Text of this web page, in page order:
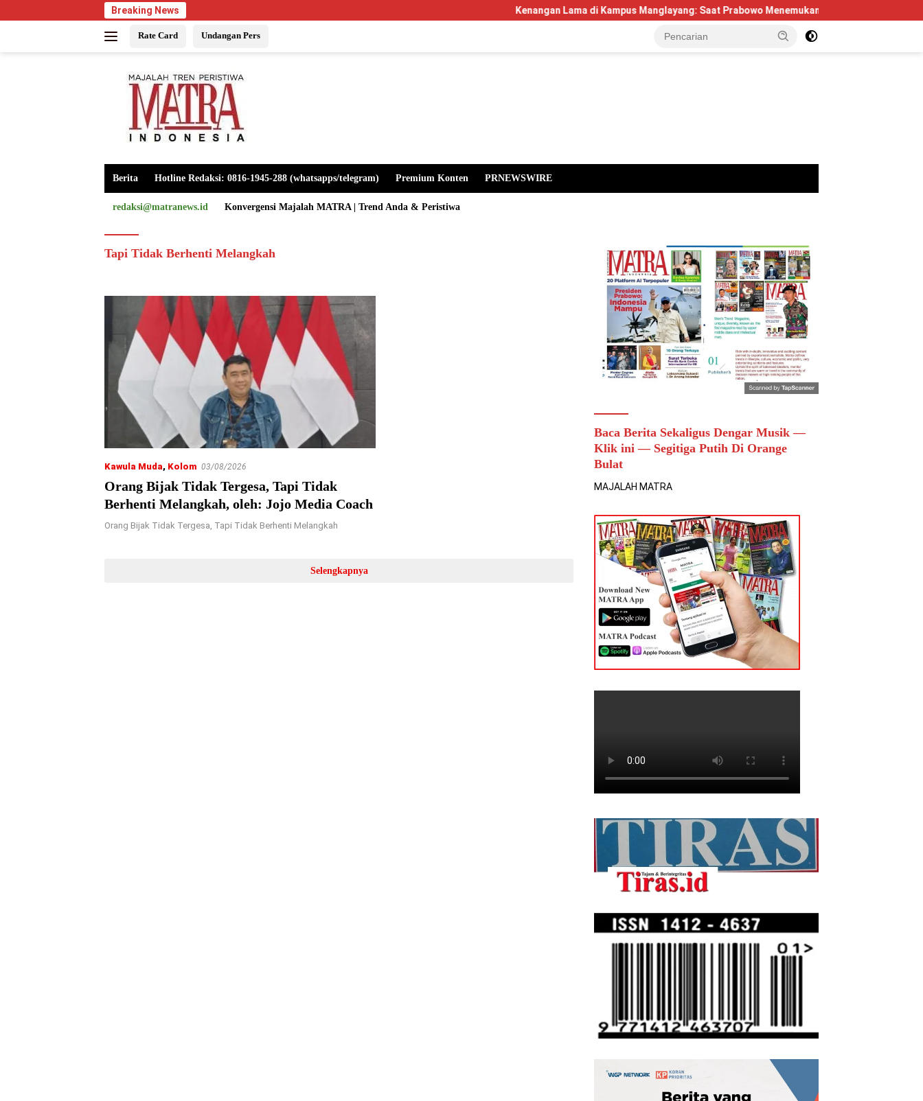
ke
Breaking News Kenangan Lama di Kampus Manglayang: Saat Prabowo Menemukan Kembali Jejak Sejarah IPDN
Rate Card Undangan Pers
Berita Hotline Redaksi: 0816-1945-288 (whatsapps/telegram) Premium Konten PRNEWSWIRE
redaksi@matranews.id Konvergensi Majalah MATRA | Trend Anda & Peristiwa
Tapi Tidak Berhenti Melangkah
Kawula Muda, Kolom 03/08/2026
Orang Bijak Tidak Tergesa, Tapi Tidak
Berhenti Melangkah, oleh: Jojo Media Coach
Orang Bijak Tidak Tergesa, Tapi Tidak Berhenti Melangkah
Selengkapnya
Baca Berita Sekaligus Dengar Musik —
Klik ini — Segitiga Putih Di Orange
Bulat
MAJALAH MATRA